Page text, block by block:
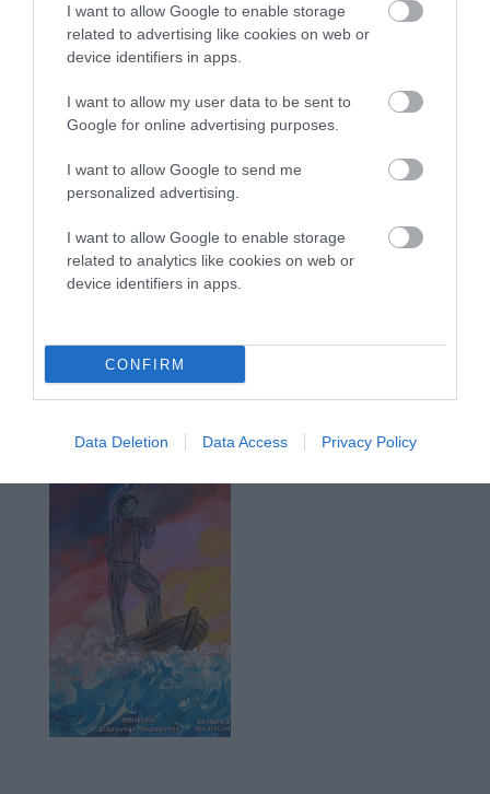
I want to allow Google to enable storage
related to advertising like cookies on web or
device identifiers in apps.
I want to allow my user data to be sent to
Google for online advertising purposes.
I want to allow Google to send me
personalized advertising.
I want to allow Google to enable storage
related to analytics like cookies on web or
device identifiers in apps.
CONFIRM
Data Deletion Data Access Privacy Policy